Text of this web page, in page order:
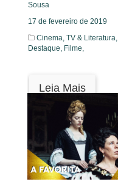
Sousa
17 de fevereiro de 2019
Cinema, TV & Literatura,
Destaque, Filme,
Leia Mais